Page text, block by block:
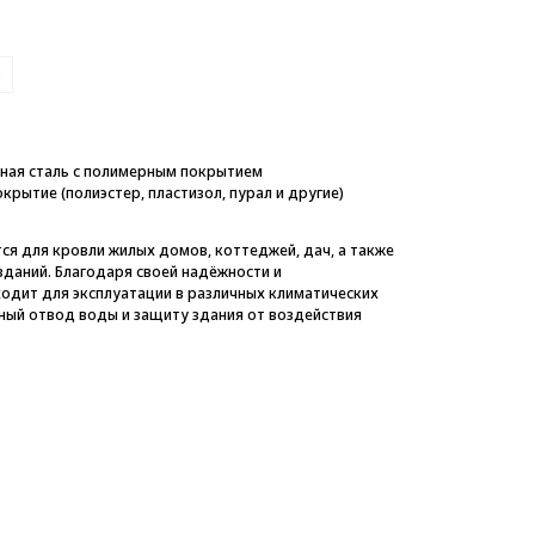
сталь с полимерным покрытием
(полиэстер, пластизол, пурал и другие)
для кровли жилых домов, коттеджей, дач, а также
Благодаря своей надёжности и
для эксплуатации в различных климатических
отвод воды и защиту здания от воздействия